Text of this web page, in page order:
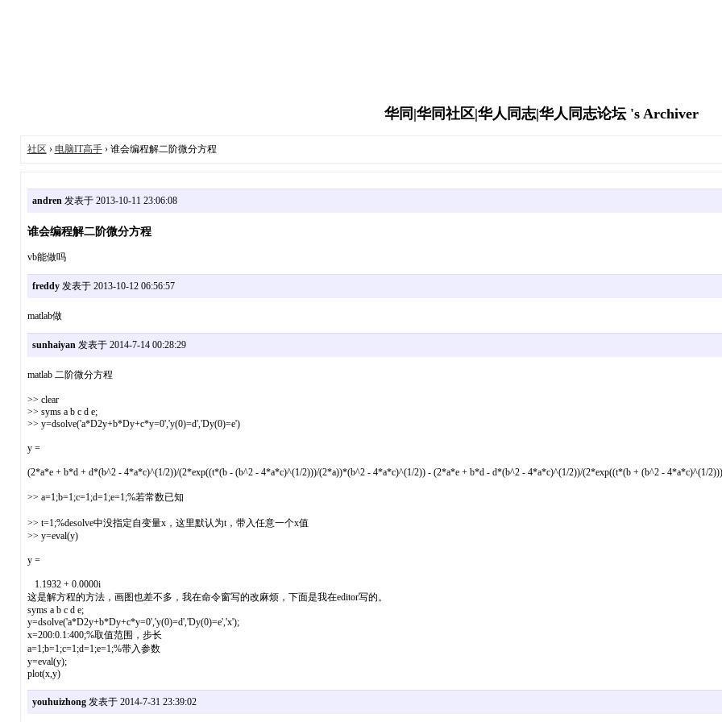
华同|华同社区|华人同志|华人同志论坛 's Archiver
社区› 电脑IT高手› 谁会编程解二阶微分方程
andren发表于 2013-10-11 23:06:08
谁会编程解二阶微分方程
vb能做吗
freddy发表于 2013-10-12 06:56:57
matlab做
sunhaiyan发表于 2014-7-14 00:28:29
matlab 二阶微分方程
>> clear
>> syms a b c d e;
>> y=dsolve('a*D2y+b*Dy+c*y=0','y(0)=d','Dy(0)=e')
y =
(2*a*e + b*d + d*(b^2 - 4*a*c)^(1/2))/(2*exp((t*(b - (b^2 - 4*a*c)^(1/2)))/(2*a))*(b^2 - 4*a*c)^(1/2)) - (2*a*e + b*d - d*(b^2 - 4*a*c)^(1/2))/(2*exp((t*(b + (b^2 - 4*a*c)^(1/
>> a=1;b=1;c=1;d=1;e=1;%若常数已知
>> t=1;%desolve中没指定自变量x，这里默认为t，带入任意一个x值
>> y=eval(y)
y =
1.1932 + 0.0000i
这是解方程的方法，画图也差不多，我在命令窗写的改麻烦，下面是我在editor写的。
syms a b c d e;
y=dsolve('a*D2y+b*Dy+c*y=0','y(0)=d','Dy(0)=e','x');
x=200:0.1:400;%取值范围，步长
a=1;b=1;c=1;d=1;e=1;%带入参数
y=eval(y);
plot(x,y)
youhuizhong发表于 2014-7-31 23:39:02